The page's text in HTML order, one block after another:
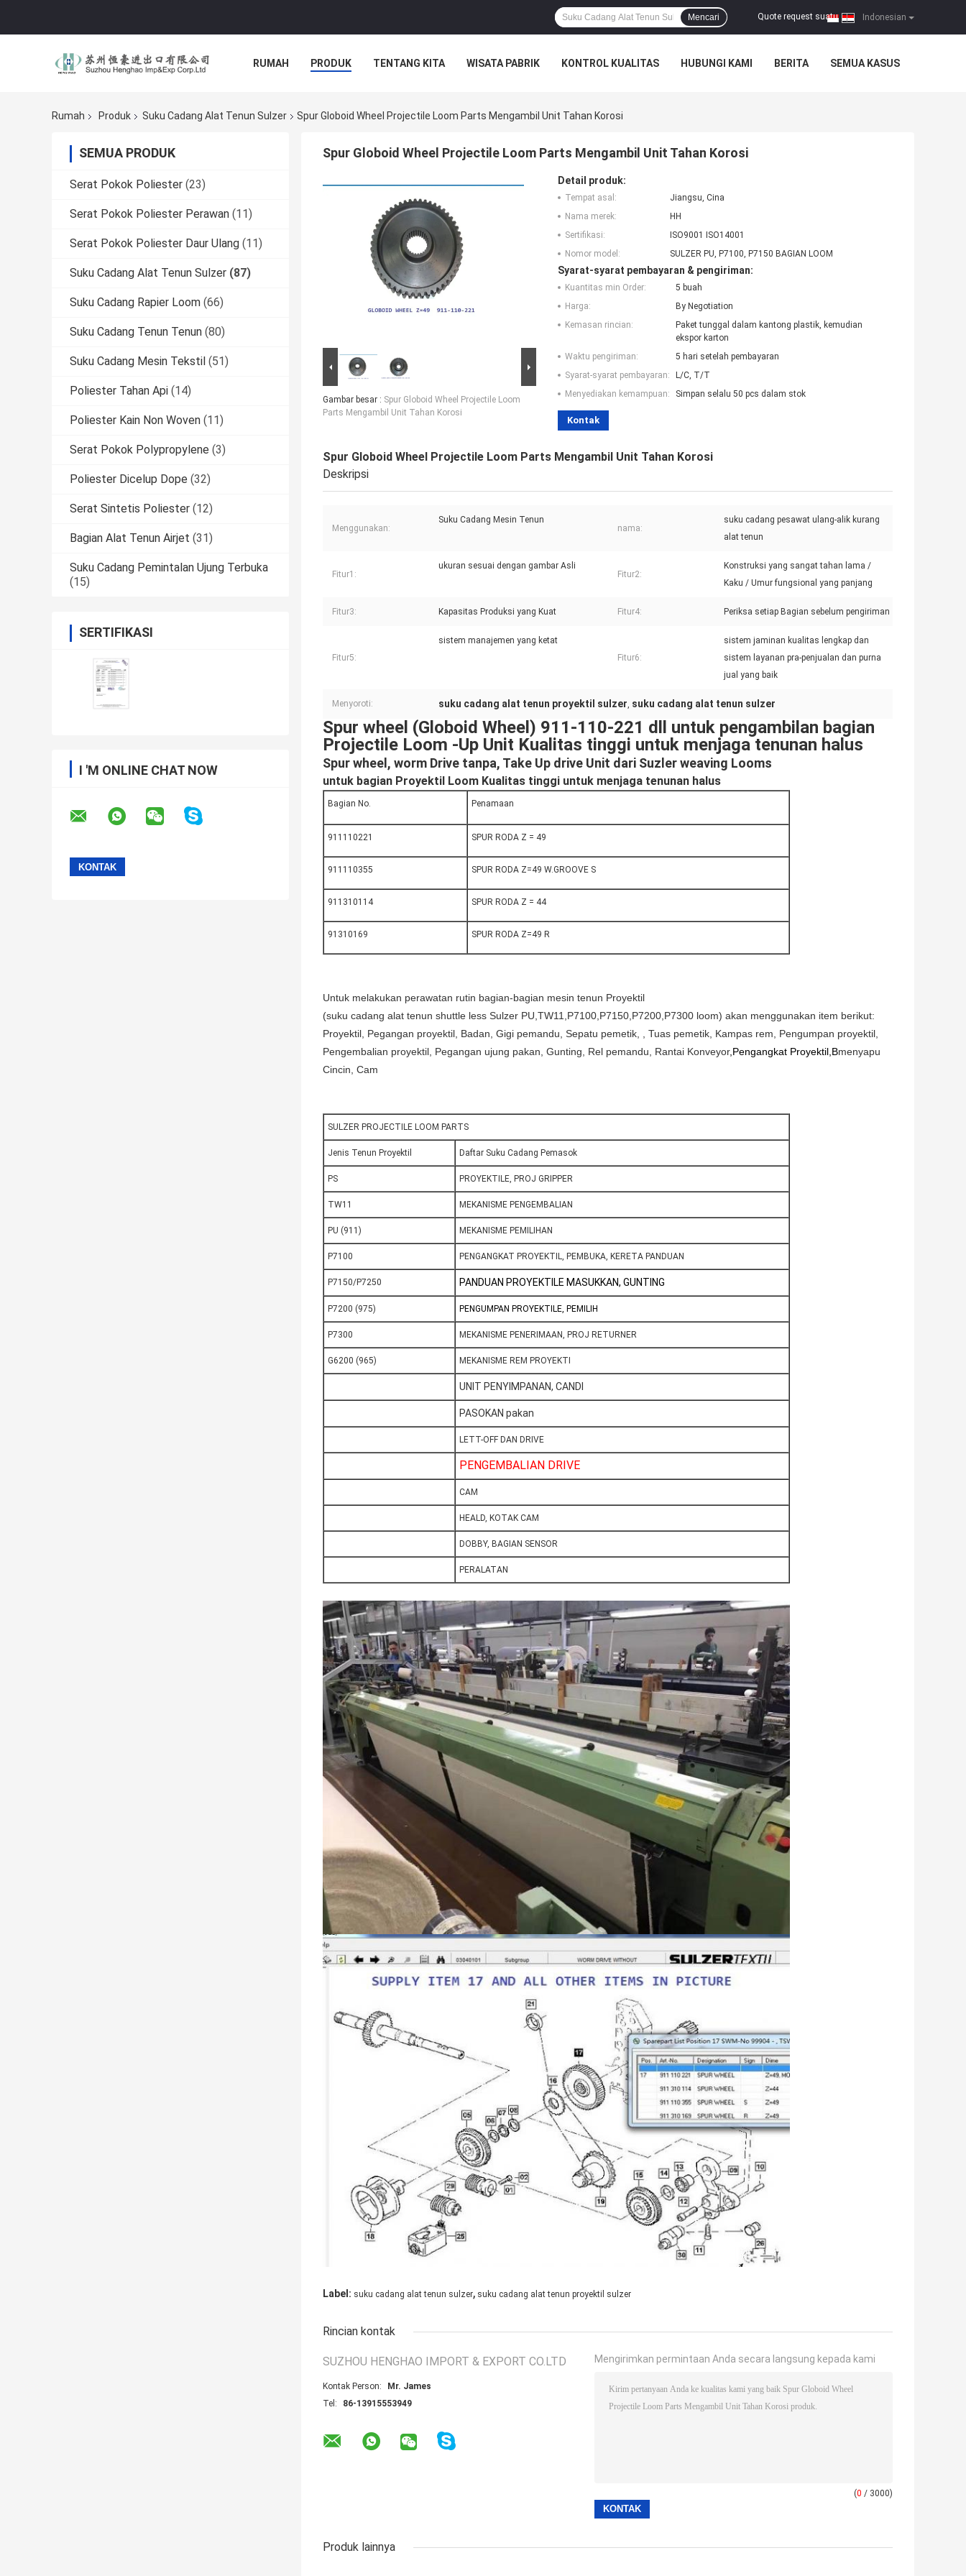
Indonesian
Quote request suatu |
Mencari
RUMAH PRODUK TENTANG KITA WISATA PABRIK KONTROL KUALITAS HUBUNGI KAMI BERITA SEMUA KASUS
Rumah Produk Suku Cadang Alat Tenun Sulzer Spur Globoid Wheel Projectile Loom Parts Mengambil Unit Tahan Korosi
SEMUA PRODUK
Serat Pokok Poliester (23)
Serat Pokok Poliester Perawan (11)
Serat Pokok Poliester Daur Ulang (11)
Suku Cadang Alat Tenun Sulzer (87)
Suku Cadang Rapier Loom (66)
Suku Cadang Tenun Tenun (80)
Suku Cadang Mesin Tekstil (51)
Poliester Tahan Api (14)
Poliester Kain Non Woven (11)
Serat Pokok Polypropylene (3)
Poliester Dicelup Dope (32)
Serat Sintetis Poliester (12)
Bagian Alat Tenun Airjet (31)
Suku Cadang Pemintalan Ujung Terbuka
(15)
SERTIFIKASI
I 'M ONLINE CHAT NOW
Spur Globoid Wheel Projectile Loom Parts Mengambil Unit Tahan Korosi
Gambar besar : Spur Globoid Wheel Projectile Loom
Parts Mengambil Unit Tahan Korosi
Detail produk:
Tempat asal:
Jiangsu, Cina
Nama merek:
HH
Sertifikasi:
ISO9001 ISO14001
Nomor model:
SULZER PU, P7100, P7150 BAGIAN LOOM
Syarat-syarat pembayaran & pengiriman:
Kuantitas min Order:
5 buah
Harga:
By Negotiation
Kemasan rincian:
Paket tunggal dalam kantong plastik, kemudian
ekspor karton
Waktu pengiriman:
5 hari setelah pembayaran
Syarat-syarat pembayaran:
L/C, T/T
Menyediakan kemampuan:
Simpan selalu 50 pcs dalam stok
Kontak
Spur Globoid Wheel Projectile Loom Parts Mengambil Unit Tahan Korosi
Deskripsi
Menggunakan:
Suku Cadang Mesin Tenun
nama:
suku cadang pesawat ulang-alik kurang
alat tenun
Fitur1:
ukuran sesuai dengan gambar Asli
Fitur2:
Konstruksi yang sangat tahan lama /
Kaku / Umur fungsional yang panjang
Fitur3: Kapasitas Produksi yang Kuat Fitur4: Periksa setiap Bagian sebelum pengiriman
Fitur5:
sistem manajemen yang ketat
Fitur6:
sistem jaminan kualitas lengkap dan
sistem layanan pra-penjualan dan purna
jual yang baik
Menyoroti: suku cadang alat tenun proyektil sulzer, suku cadang alat tenun sulzer
Spur wheel (Globoid Wheel) 911-110-221 dll untuk pengambilan bagian
Projectile Loom -Up Unit Kualitas tinggi untuk menjaga tenunan halus
Spur wheel, worm Drive tanpa, Take Up drive Unit dari Suzler weaving Looms
untuk bagian Proyektil Loom Kualitas tinggi untuk menjaga tenunan halus
Bagian No. Penamaan
911110221 SPUR RODA Z = 49
911110355 SPUR RODA Z=49 W.GROOVE S
911310114 SPUR RODA Z = 44
91310169 SPUR RODA Z=49 R
Untuk melakukan perawatan rutin bagian-bagian mesin tenun Proyektil
(suku cadang alat tenun shuttle less Sulzer PU,TW11,P7100,P7150,P7200,P7300 loom) akan menggunakan item berikut:
Proyektil, Pegangan proyektil, Badan, Gigi pemandu, Sepatu pemetik, , Tuas pemetik, Kampas rem, Pengumpan proyektil,
Pengembalian proyektil, Pegangan ujung pakan, Gunting, Rel pemandu, Rantai Konveyor,Pengangkat Proyektil,Bmenyapu
Cincin, Cam
SULZER PROJECTILE LOOM PARTS
Jenis Tenun Proyektil Daftar Suku Cadang Pemasok
PS PROYEKTILE, PROJ GRIPPER
TW11 MEKANISME PENGEMBALIAN
PU (911) MEKANISME PEMILIHAN
P7100 PENGANGKAT PROYEKTIL, PEMBUKA, KERETA PANDUAN
P7150/P7250 PANDUAN PROYEKTILE MASUKKAN, GUNTING
P7200 (975) PENGUMPAN PROYEKTILE, PEMILIH
P7300 MEKANISME PENERIMAAN, PROJ RETURNER
G6200 (965) MEKANISME REM PROYEKTI
UNIT PENYIMPANAN, CANDI
PASOKAN pakan
LETT-OFF DAN DRIVE
PENGEMBALIAN DRIVE
CAM
HEALD, KOTAK CAM
DOBBY, BAGIAN SENSOR
PERALATAN
Label: suku cadang alat tenun sulzer, suku cadang alat tenun proyektil sulzer
Rincian kontak
SUZHOU HENGHAO IMPORT & EXPORT CO.LTD
Kontak Person:
Mr. James
Tel:
86-13915553949
Mengirimkan permintaan Anda secara langsung kepada kami
(0 / 3000)
Produk lainnya